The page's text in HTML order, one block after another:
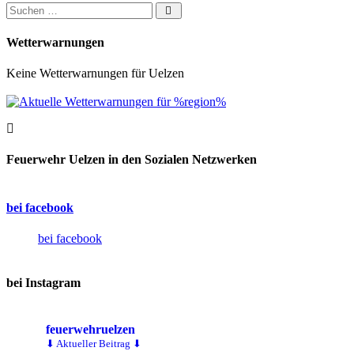
Suchen nach:
Wetterwarnungen
Keine Wetterwarnungen für Uelzen
Feuerwehr Uelzen in den Sozialen Netzwerken
bei facebook
bei facebook
bei Instagram
feuerwehruelzen
⬇ Aktueller Beitrag ⬇